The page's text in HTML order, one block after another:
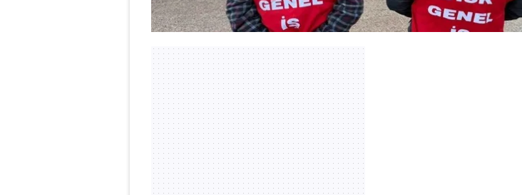
mevzuata uygun olarak kullanılan çerezlerle ilgili bilgi almak için lütfen